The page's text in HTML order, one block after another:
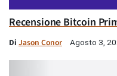
Recensione Bitcoin
Di Jason Conor Agosto 3,